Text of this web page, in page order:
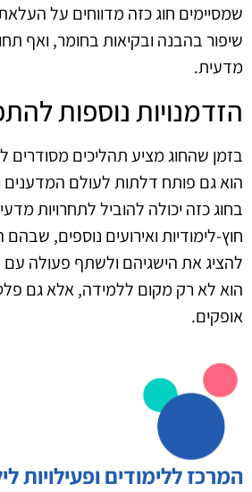
שמסיימים חוג כזה מדווחים על
שיפור בהבנה ובקיאות בחומר, ואף
מדעית.
הזדמנויות נוספות
בזמן שהחוג מציע תהליכים
הוא גם פותח דלתות לעולם
בחוג כזה יכולה להוביל לתחרויות
חוץ-לימודיות ואירועים נוספים, שבהם
להציג את הישגיהם ולשתף פעולה עם
הוא לא רק מקום ללמידה, אלא גם
אופקים.
המרכז ללימודים ופעילויות